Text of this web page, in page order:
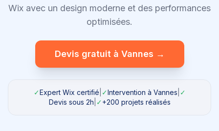
Wix avec un design moderne et des performances
optimisées.
Devis gratuit à Vannes →
✓Expert Wix certifié ✓Intervention à Vannes ✓
Devis sous 2h ✓+200 projets réalisés